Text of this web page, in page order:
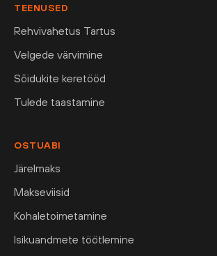
TEENUSED
Rehvivahetus Tartus
Velgede värvimine
Sõidukite keretööd
Tulede taastamine
OSTUABI
Järelmaks
Makseviisid
Kohaletoimetamine
Isikuandmete töötlemine